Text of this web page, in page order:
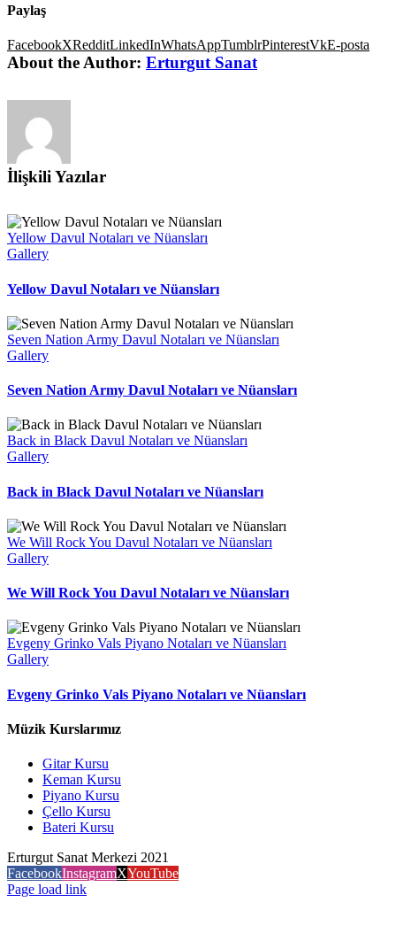
Paylaş
FacebookXRedditLinkedInWhatsAppTumblrPinterestVkE-posta
About the Author: Erturgut Sanat
İlişkili Yazılar
Yellow Davul Notaları ve Nüansları
Gallery
Yellow Davul Notaları ve Nüansları
Seven Nation Army Davul Notaları ve Nüansları
Gallery
Seven Nation Army Davul Notaları ve Nüansları
Back in Black Davul Notaları ve Nüansları
Gallery
Back in Black Davul Notaları ve Nüansları
We Will Rock You Davul Notaları ve Nüansları
Gallery
We Will Rock You Davul Notaları ve Nüansları
Evgeny Grinko Vals Piyano Notaları ve Nüansları
Gallery
Evgeny Grinko Vals Piyano Notaları ve Nüansları
Müzik Kurslarımız
Gitar Kursu
Keman Kursu
Piyano Kursu
Çello Kursu
Bateri Kursu
Erturgut Sanat Merkezi 2021
FacebookInstagramXYouTube
Page load link